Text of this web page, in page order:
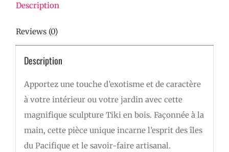
Description
Reviews (0)
Description
Apportez une touche d’exotisme et de caractère
à votre intérieur ou votre jardin avec cette
magnifique sculpture Tiki en bois. Façonnée à la
main, cette pièce unique incarne l’esprit des îles
du Pacifique et le savoir-faire artisanal.